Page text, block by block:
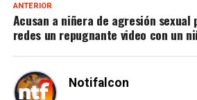
ANTERIOR
Acusan a niñera de agresión sexual
redes un repugnante video con un
Notifalcon